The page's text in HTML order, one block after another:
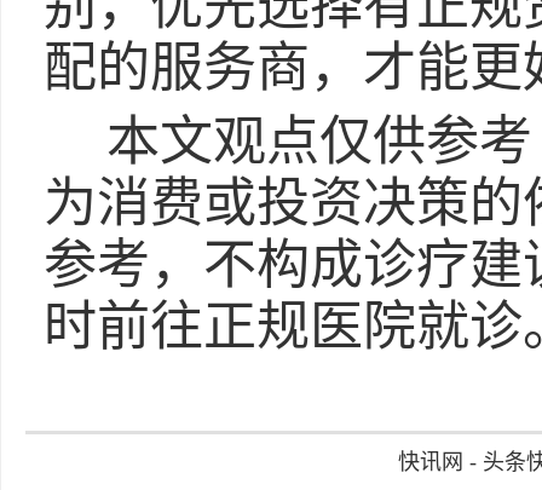
配的服务商，才能
本文观点仅供参
为消费或投资决策
参考，不构成诊疗
时前往正规医院就诊
快讯网 - 头条